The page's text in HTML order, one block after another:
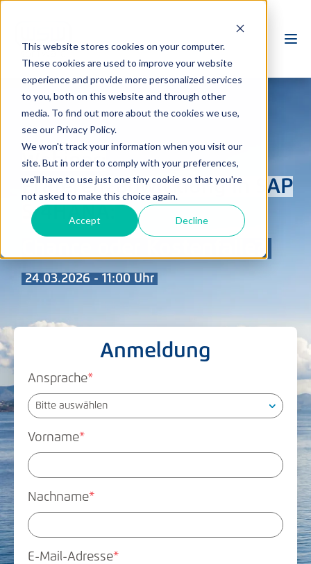
This website stores cookies on your computer.
These cookies are used to improve your website
experience and provide more personalized services
to you, both on this website and through other
media. To find out more about the cookies we use,
see our Privacy Policy.
We won't track your information when you visit our
site. But in order to comply with your preferences,
we'll have to use just one tiny cookie so that you're
not asked to make this choice again.
Accept Decline
Webinar:
Präferenzabwicklung in SAP
S/4HANA:
Chance oder Kostenfalle?
24.03.2026 - 11:00 Uhr
Anmeldung
Ansprache*
Vorname*
Nachname*
E-Mail-Adresse*